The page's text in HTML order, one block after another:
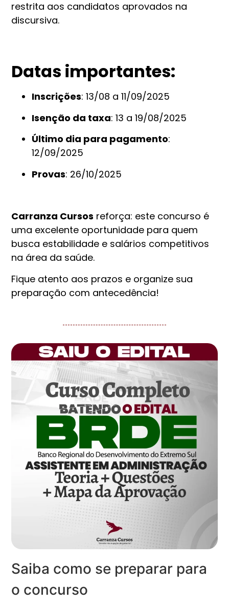
restrita aos candidatos aprovados na
discursiva.
Datas importantes:
Inscrições: 13/08 a 11/09/2025
Isenção da taxa: 13 a 19/08/2025
Último dia para pagamento:
12/09/2025
Provas: 26/10/2025
Carranza Cursos reforça: este concurso é
uma excelente oportunidade para quem
busca estabilidade e salários competitivos
na área da saúde.
Fique atento aos prazos e organize sua
preparação com antecedência!
Saiba como se preparar para
o concurso